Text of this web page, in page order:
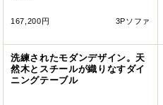
167,200円 3Pソファ
洗練されたモダンデザイン。天
然木とスチールが織りなすダイ
ニングテーブル